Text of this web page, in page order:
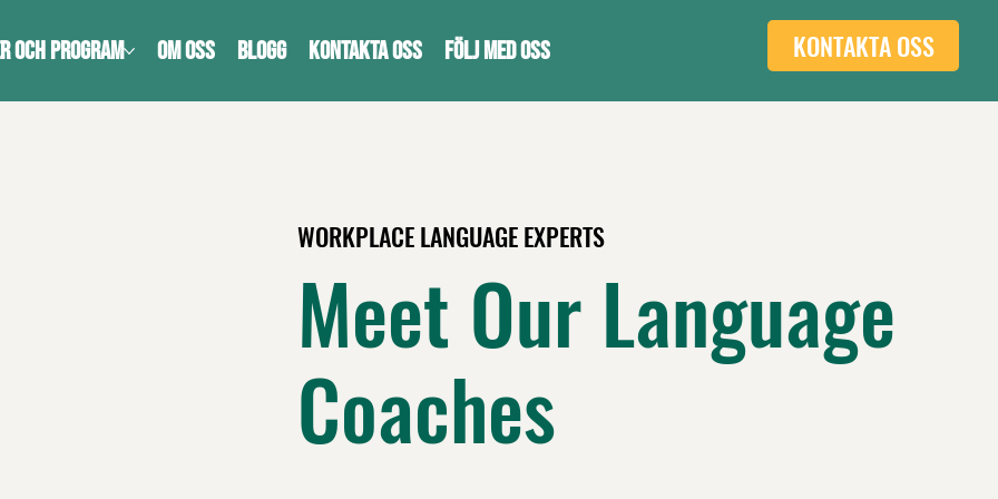
OCH PROGRAM OM OSS BLOGG KONTAKTA OSS FÖLJ MED OSS KONTAKTA OSS
WORKPLACE LANGUAGE EXPERTS
Meet Our Language
Coaches